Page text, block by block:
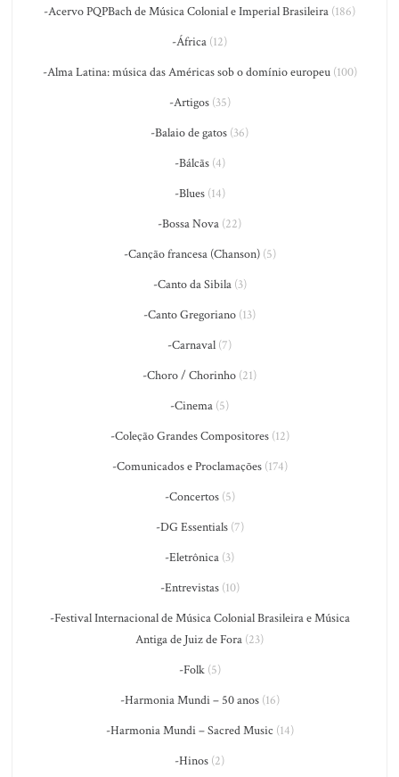
-Acervo PQPBach de Música Colonial e Imperial Brasileira (186)
-África (12)
-Alma Latina: música das Américas sob o domínio europeu(100)
-Artigos(35)
-Balaio de gatos (36)
-Bálcãs(4)
-Blues(14)
-Bossa Nova (22)
-Canção francesa (Chanson)(5)
-Canto da Sibila(3)
-Canto Gregoriano (13)
-Carnaval (7)
-Choro / Chorinho (21)
-Cinema (5)
-Coleção Grandes Compositores(12)
-Comunicados e Proclamações(174)
-Concertos(5)
-DG Essentials(7)
-Eletrônica (3)
-Entrevistas(10)
-Festival Internacional de Música Colonial Brasileira e Música
Antiga de Juiz de Fora (23)
-Folk(5)
-Harmonia Mundi – 50 anos(16)
-Harmonia Mundi – Sacred Music (14)
-Hinos (2)